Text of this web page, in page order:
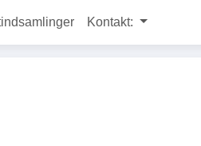
Kontakt: